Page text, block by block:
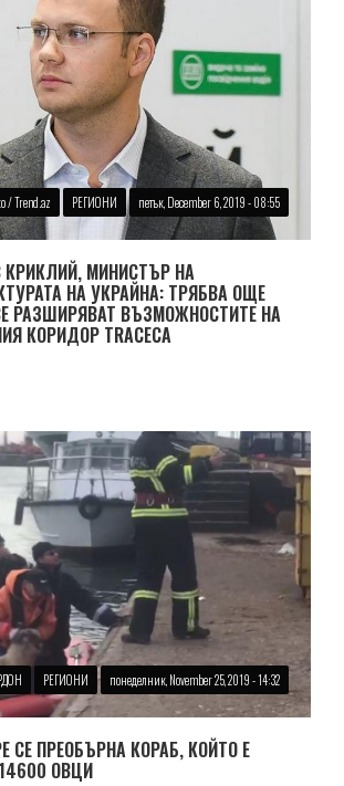
/ Trend.az РЕГИОНИ петък, December 6, 2019 - 08:55
МИНИСТЪР НА
НА УКРАЙНА: ТРЯБВА ОЩЕ
РАЗШИРЯВАТ ВЪЗМОЖНОСТИТЕ НА
КОРИДОР TRACECA
РЕГИОНИ понеделник, November 25, 2019 - 14:32
СЕ ПРЕОБЪРНА КОРАБ, КОЙТО Е
ОВЦИ